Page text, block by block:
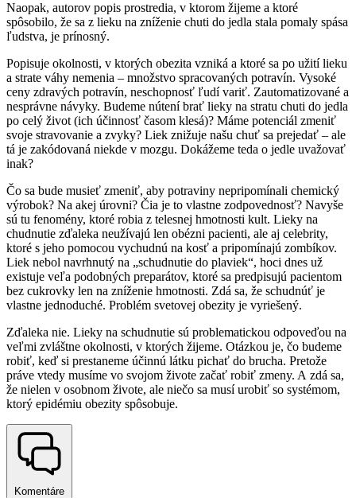
Naopak, autorov popis prostredia, v ktorom žijeme a ktoré
spôsobilo, že sa z lieku na zníženie chuti do jedla stala pomaly spása
ľudstva, je prínosný.
Popisuje okolnosti, v ktorých obezita vzniká a ktoré sa po užití lieku
a strate váhy nemenia – množstvo spracovaných potravín. Vysoké
ceny zdravých potravín, neschopnosť ľudí variť. Zautomatizované a
nesprávne návyky. Budeme nútení brať lieky na stratu chuti do jedla
po celý život (ich účinnosť časom klesá)? Máme potenciál zmeniť
svoje stravovanie a zvyky? Liek znižuje našu chuť sa prejedať – ale
tá je zakódovaná niekde v mozgu. Dokážeme teda o jedle uvažovať
inak?
Čo sa bude musieť zmeniť, aby potraviny nepripomínali chemický
výrobok? Na akej úrovni? Čia je to vlastne zodpovednosť? Navyše
sú tu fenomény, ktoré robia z telesnej hmotnosti kult. Lieky na
chudnutie zďaleka neužívajú len obézni pacienti, ale aj celebrity,
ktoré s jeho pomocou vychudnú na kosť a pripomínajú zombíkov.
Liek nebol navrhnutý na „schudnutie do plaviek“, hoci dnes už
existuje veľa podobných preparátov, ktoré sa predpisujú pacientom
bez cukrovky len na zníženie hmotnosti. Zdá sa, že schudnúť je
vlastne jednoduché. Problém svetovej obezity je vyriešený.
Zďaleka nie. Lieky na schudnutie sú problematickou odpoveďou na
veľmi zvláštne okolnosti, v ktorých žijeme. Otázkou je, čo budeme
robiť, keď si prestaneme účinnú látku pichať do brucha. Pretože
práve vtedy musíme vo svojom živote začať robiť zmeny. A zdá sa,
že nielen v osobnom živote, ale niečo sa musí urobiť so systémom,
ktorý epidémiu obezity spôsobuje.
Komentáre